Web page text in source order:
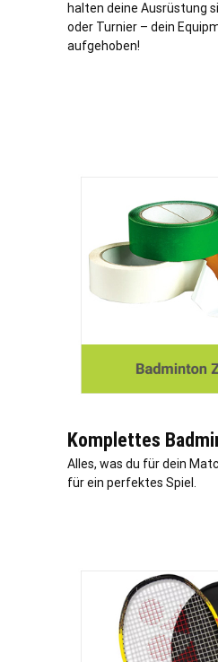
halten deine Ausrüstung
oder Turnier – dein
aufgehoben!
Komplettes
Alles, was du für dein
für ein perfektes Spiel.